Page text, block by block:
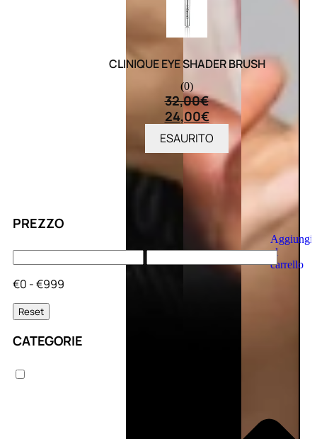
Aggiungi
al
carrello
PREZZO
€0 - €999
Reset
CATEGORIE
CLINIQUE EYE SHADER BRUSH
(0)
32,00€
24,00€
ESAURITO